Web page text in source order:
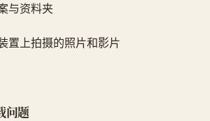
与资料夹
置上拍摄的照片和影片
问题